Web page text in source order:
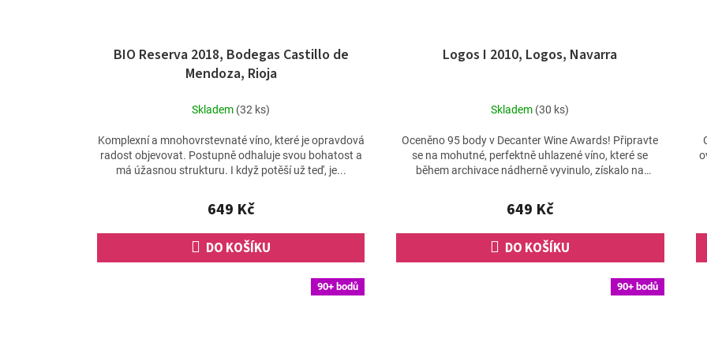
BIO Reserva 2018, Bodegas Castillo de
Mendoza, Rioja
Skladem (32 ks)
649 Kč
DO KOŠÍKU
Komplexní a mnohovrstevnaté víno, které je opravdová
radost objevovat. Postupně odhaluje svou bohatost a
má úžasnou strukturu. I když potěší už teď, je...
Logos I 2010, Logos, Navarra
Skladem (30 ks)
649 Kč
DO KOŠÍKU
Oceněno 95 body v Decanter Wine Awards! Připravte
se na mohutné, perfektně uhlazené víno, které se
během archivace nádherně vyvinulo, získalo na
90+ bodů 90+ bodů